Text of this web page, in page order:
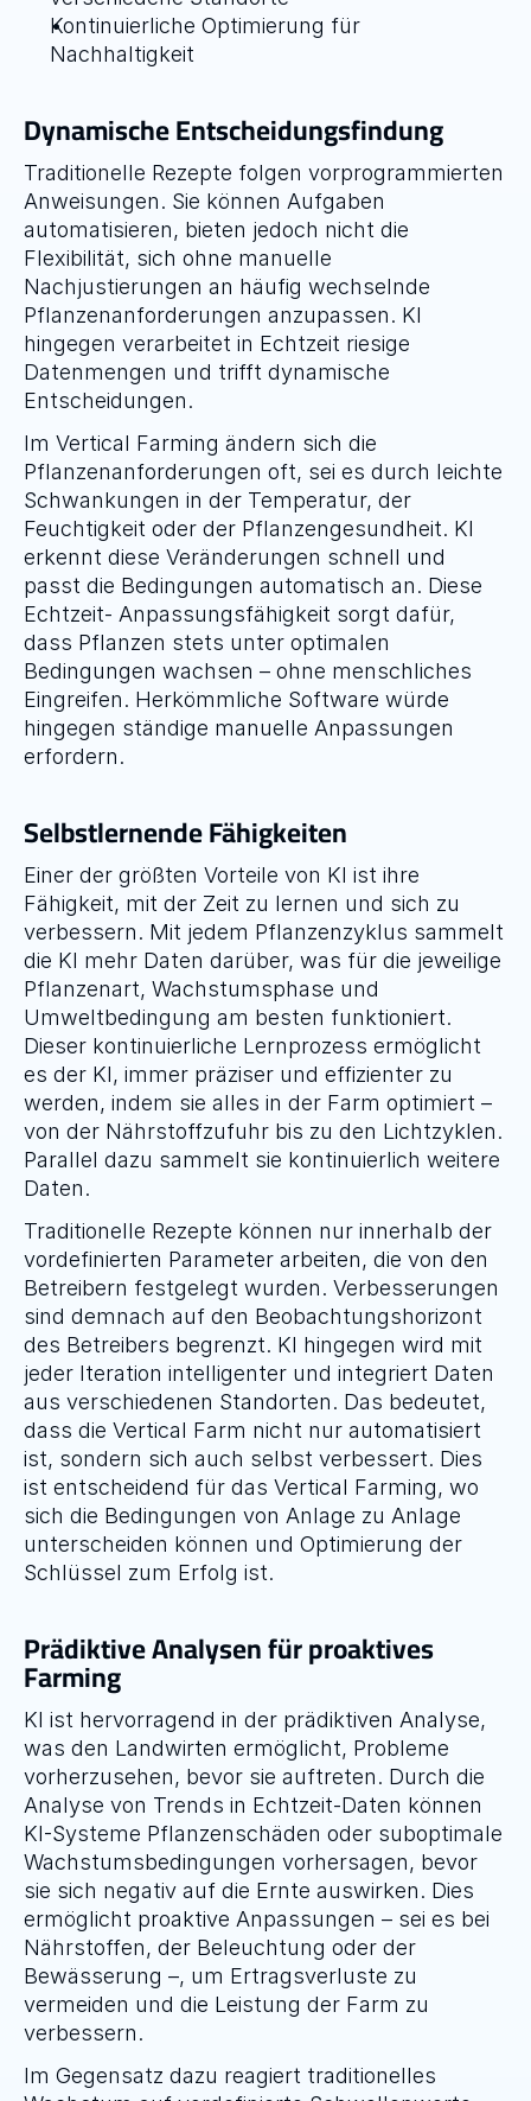
Kontinuierliche Optimierung für
Nachhaltigkeit
Dynamische Entscheidungsfindung
Traditionelle Rezepte folgen vorprogrammierten
Anweisungen. Sie können Aufgaben
automatisieren, bieten jedoch nicht die
Flexibilität, sich ohne manuelle
Nachjustierungen an häufig wechselnde
Pflanzenanforderungen anzupassen. KI
hingegen verarbeitet in Echtzeit riesige
Datenmengen und trifft dynamische
Entscheidungen.
Im Vertical Farming ändern sich die
Pflanzenanforderungen oft, sei es durch leichte
Schwankungen in der Temperatur, der
Feuchtigkeit oder der Pflanzengesundheit. KI
erkennt diese Veränderungen schnell und
passt die Bedingungen automatisch an. Diese
Echtzeit- Anpassungsfähigkeit sorgt dafür,
dass Pflanzen stets unter optimalen
Bedingungen wachsen – ohne menschliches
Eingreifen. Herkömmliche Software würde
hingegen ständige manuelle Anpassungen
erfordern.
Selbstlernende Fähigkeiten
Einer der größten Vorteile von KI ist ihre
Fähigkeit, mit der Zeit zu lernen und sich zu
verbessern. Mit jedem Pflanzenzyklus sammelt
die KI mehr Daten darüber, was für die jeweilige
Pflanzenart, Wachstumsphase und
Umweltbedingung am besten funktioniert.
Dieser kontinuierliche Lernprozess ermöglicht
es der KI, immer präziser und effizienter zu
werden, indem sie alles in der Farm optimiert –
von der Nährstoffzufuhr bis zu den Lichtzyklen.
Parallel dazu sammelt sie kontinuierlich weitere
Daten.
Traditionelle Rezepte können nur innerhalb der
vordefinierten Parameter arbeiten, die von den
Betreibern festgelegt wurden. Verbesserungen
sind demnach auf den Beobachtungshorizont
des Betreibers begrenzt. KI hingegen wird mit
jeder Iteration intelligenter und integriert Daten
aus verschiedenen Standorten. Das bedeutet,
dass die Vertical Farm nicht nur automatisiert
ist, sondern sich auch selbst verbessert. Dies
ist entscheidend für das Vertical Farming, wo
sich die Bedingungen von Anlage zu Anlage
unterscheiden können und Optimierung der
Schlüssel zum Erfolg ist.
Prädiktive Analysen für proaktives
Farming
KI ist hervorragend in der prädiktiven Analyse,
was den Landwirten ermöglicht, Probleme
vorherzusehen, bevor sie auftreten. Durch die
Analyse von Trends in Echtzeit-Daten können
KI-Systeme Pflanzenschäden oder suboptimale
Wachstumsbedingungen vorhersagen, bevor
sie sich negativ auf die Ernte auswirken. Dies
ermöglicht proaktive Anpassungen – sei es bei
Nährstoffen, der Beleuchtung oder der
Bewässerung –, um Ertragsverluste zu
vermeiden und die Leistung der Farm zu
verbessern.
Im Gegensatz dazu reagiert traditionelles